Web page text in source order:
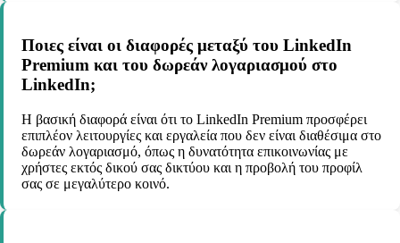
Ποιες είναι οι διαφορές μεταξύ του LinkedIn
Premium και του δωρεάν λογαριασμού στο
LinkedIn;
Η βασική διαφορά είναι ότι το LinkedIn Premium προσφέρει
επιπλέον λειτουργίες και εργαλεία που δεν είναι διαθέσιμα στο
δωρεάν λογαριασμό, όπως η δυνατότητα επικοινωνίας με
χρήστες εκτός δικού σας δικτύου και η προβολή του προφίλ
σας σε μεγαλύτερο κοινό.